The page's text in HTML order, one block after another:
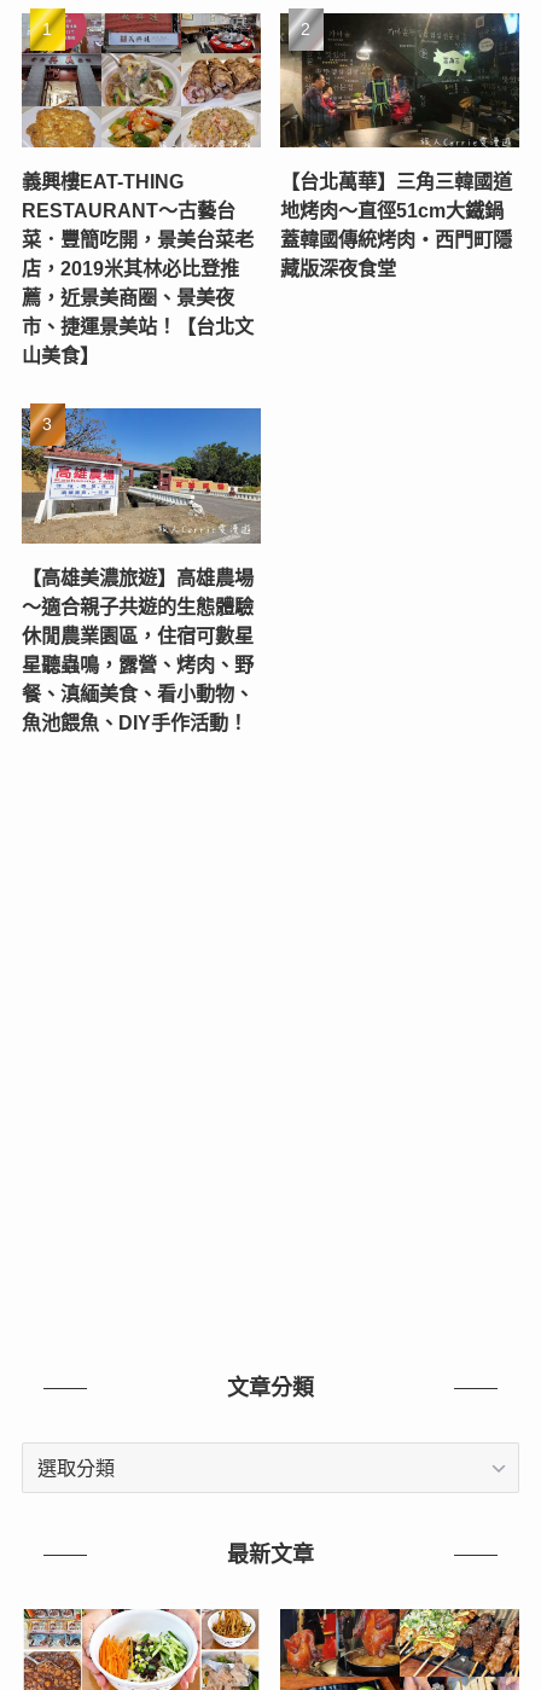
義興樓EAT-THING
RESTAURANT〜古藝台
菜．豐簡吃開，景美台菜老
店，2019米其林必比登推
薦，近景美商圈、景美夜
市、捷運景美站！【台北文
山美食】
【台北萬華】三角三韓國道
地烤肉～直徑51cm大鐵鍋
蓋韓國傳統烤肉‧西門町隱
藏版深夜食堂
【高雄美濃旅遊】高雄農場
〜適合親子共遊的生態體驗
休閒農業園區，住宿可數星
星聽蟲鳴，露營、烤肉、野
餐、滇緬美食、看小動物、
魚池餵魚、DIY手作活動！
文章分類
文
最新文章